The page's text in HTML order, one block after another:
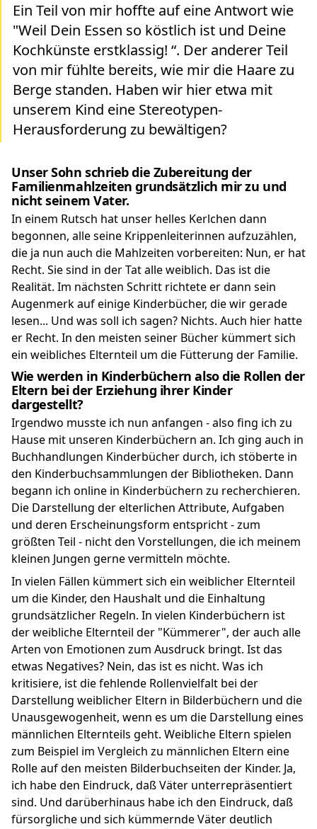
Ein Teil von mir hoffte auf eine Antwort wie
"Weil Dein Essen so köstlich ist und Deine
Kochkünste erstklassig! “. Der anderer Teil
von mir fühlte bereits, wie mir die Haare zu
Berge standen. Haben wir hier etwa mit
unserem Kind eine Stereotypen-
Herausforderung zu bewältigen?
Unser Sohn schrieb die Zubereitung der
Familienmahlzeiten grundsätzlich mir zu und
nicht seinem Vater.
In einem Rutsch hat unser helles Kerlchen dann
begonnen, alle seine Krippenleiterinnen aufzuzählen,
die ja nun auch die Mahlzeiten vorbereiten: Nun, er hat
Recht. Sie sind in der Tat alle weiblich. Das ist die
Realität. Im nächsten Schritt richtete er dann sein
Augenmerk auf einige Kinderbücher, die wir gerade
lesen... Und was soll ich sagen? Nichts. Auch hier hatte
er Recht. In den meisten seiner Bücher kümmert sich
ein weibliches Elternteil um die Fütterung der Familie.
Wie werden in Kinderbüchern also die Rollen der
Eltern bei der Erziehung ihrer Kinder
dargestellt?
Irgendwo musste ich nun anfangen - also fing ich zu
Hause mit unseren Kinderbüchern an. Ich ging auch in
Buchhandlungen Kinderbücher durch, ich stöberte in
den Kinderbuchsammlungen der Bibliotheken. Dann
begann ich online in Kinderbüchern zu recherchieren.
Die Darstellung der elterlichen Attribute, Aufgaben
und deren Erscheinungsform entspricht - zum
größten Teil - nicht den Vorstellungen, die ich meinem
kleinen Jungen gerne vermitteln möchte.
In vielen Fällen kümmert sich ein weiblicher Elternteil
um die Kinder, den Haushalt und die Einhaltung
grundsätzlicher Regeln. In vielen Kinderbüchern ist
der weibliche Elternteil der "Kümmerer", der auch alle
Arten von Emotionen zum Ausdruck bringt. Ist das
etwas Negatives? Nein, das ist es nicht. Was ich
kritisiere, ist die fehlende Rollenvielfalt bei der
Darstellung weiblicher Eltern in Bilderbüchern und die
Unausgewogenheit, wenn es um die Darstellung eines
männlichen Elternteils geht. Weibliche Eltern spielen
zum Beispiel im Vergleich zu männlichen Eltern eine
Rolle auf den meisten Bilderbuchseiten der Kinder. Ja,
ich habe den Eindruck, daß Väter unterrepräsentiert
sind. Und darüberhinaus habe ich den Eindruck, daß
fürsorgliche und sich kümmernde Väter deutlich